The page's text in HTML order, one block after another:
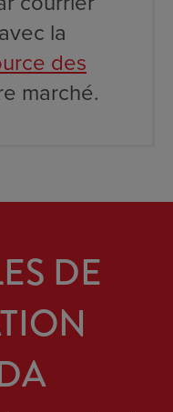
la
des
marché.
DE